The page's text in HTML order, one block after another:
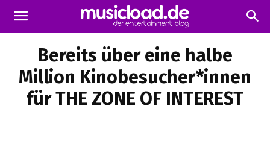
Bereits über eine halbe
Million Kinobesucher*innen
für THE ZONE OF INTEREST